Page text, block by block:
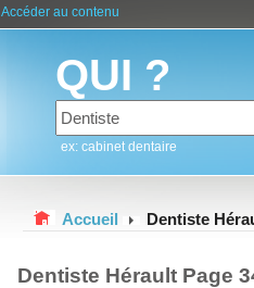
Accéder au contenu
QUI ?
ex: cabinet dentaire
Accueil Dentiste
Dentiste Hérault Page